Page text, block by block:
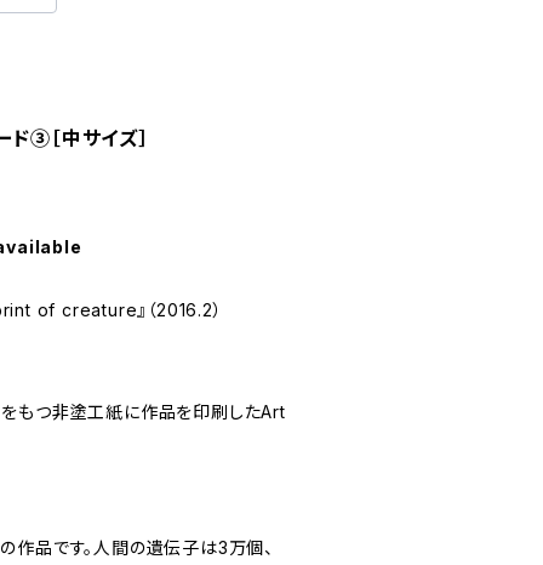
ド③［中サイズ］
of creature』（2016.2）
もつ非塗工紙に作品を印刷したArt
作品です。人間の遺伝子は3万個、